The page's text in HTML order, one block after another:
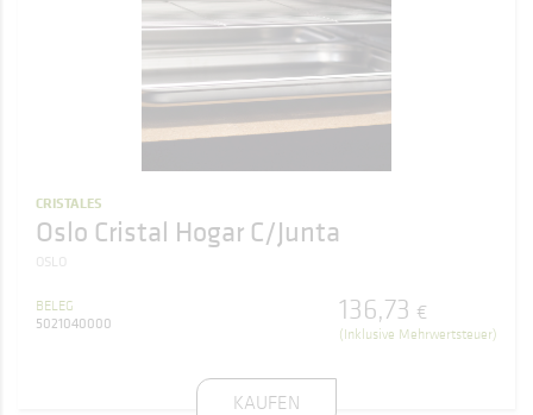
CRISTALES
Oslo Cristal Hogar C/Junta
OSLO
BELEG
5021040000
136,73 €
(Inklusive Mehrwertsteuer)
KAUFEN